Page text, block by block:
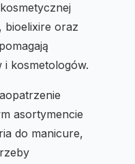
bioelixire oraz
i kosmetologów.
asortymencie
do manicure,